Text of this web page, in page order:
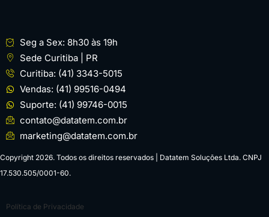
Seg a Sex: 8h30 às 19h
Sede Curitiba | PR
Curitiba: (41) 3343-5015
Vendas: (41) 99516-0494
Suporte: (41) 99746-0015
contato@datatem.com.br
marketing@datatem.com.br
Copyright 2026. Todos os direitos reservados | Datatem Soluções Ltda. CNPJ
17.530.505/0001-60.
Política de Privacidade